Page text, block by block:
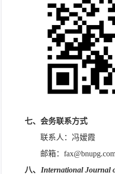
七、 会务联系方式
联系人：冯嫒霞
邮箱： fax@
八、 International Journal